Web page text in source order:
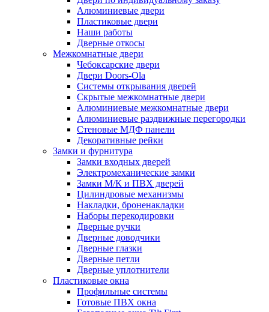
Алюминиевые двери
Пластиковые двери
Наши работы
Дверные откосы
Межкомнатные двери
Чебоксарские двери
Двери Doors-Ola
Системы открывания дверей
Скрытые межкомнатные двери
Алюминиевые межкомнатные двери
Алюминиевые раздвижные перегородки
Стеновые МДФ панели
Декоративные рейки
Замки и фурнитура
Замки входных дверей
Электромеханические замки
Замки М/К и ПВХ дверей
Цилиндровые механизмы
Накладки, броненакладки
Наборы перекодировки
Дверные ручки
Дверные доводчики
Дверные глазки
Дверные петли
Дверные уплотнители
Пластиковые окна
Профильные системы
Готовые ПВХ окна